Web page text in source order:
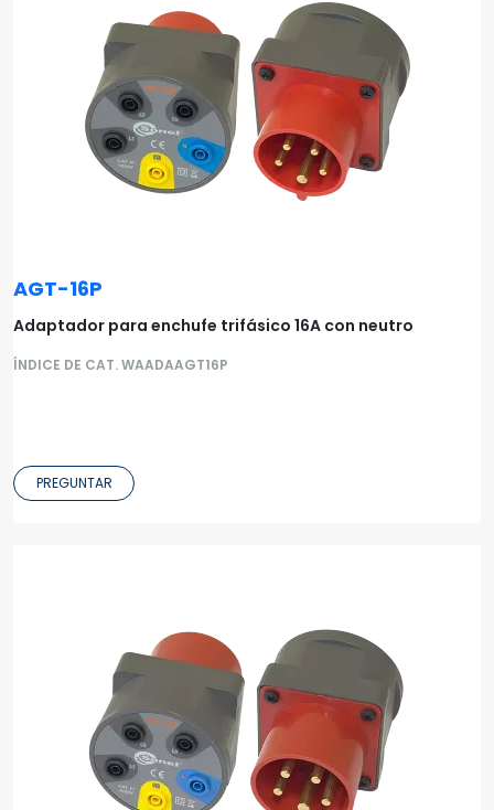
AGT-16P
Adaptador para enchufe trifásico 16A con neutro
ÍNDICE DE CAT. WAADAAGT16P
PREGUNTAR